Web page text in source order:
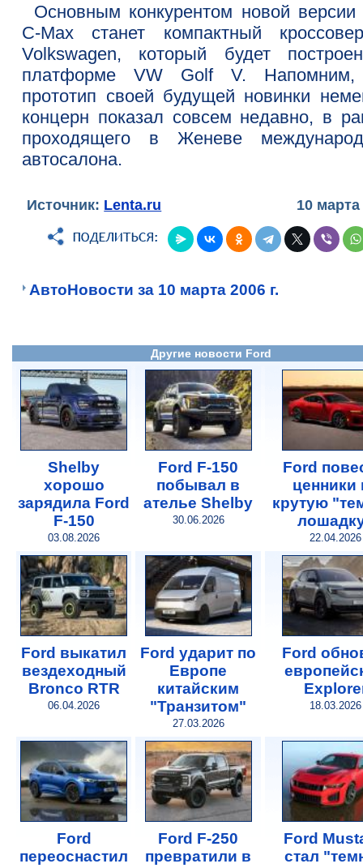
Основным конкурентом новой версии
C-Max станет компактный
Volkswagen, который будет
платформе VW Golf V. Напомним,
прототип своей будущей новинки
концерн показал совсем недавно, в
проходящего в Женеве
автосалона.
Источник: Lenta.ru 10 марта
АвтоНовости за 10 марта 2006 г.
Другие новости Ford
Shelby
хорошо
зарядила Ford
F-150
03.08.2026
Ford F-150
побывал в
ателье Shelby
30.06.2026
Ford
ценники
крутую
22.04.2026
Ford выкатил
вездеходный
Bronco RTR
06.04.2026
Ford ударит по
Европе
китайским
"Транзитом"
27.03.2026
Ford
18.03.2026
Ford
переоснастил
Ford F-250
превратили в
Ford
стал